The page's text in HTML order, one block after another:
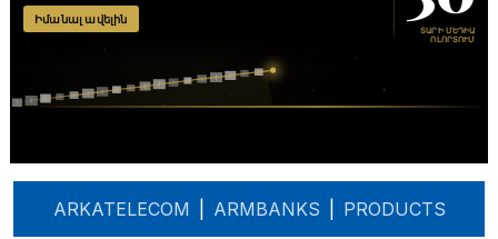
ARKATELECOM ARMBANKS PRODUCTS